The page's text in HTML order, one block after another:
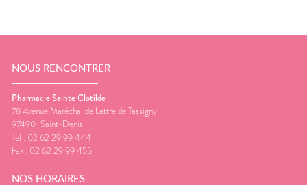
NOUS RENCONTRER
Pharmacie Sainte Clotilde
78 Avenue Maréchal de Lattre de Tassigny
97490 Saint-Denis
Tel : 02 62 29 99 444
Fax : 02 62 29 99 455
NOS HORAIRES